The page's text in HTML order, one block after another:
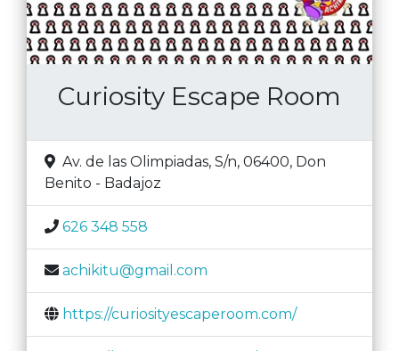
Curiosity Escape Room
Av. de las Olimpiadas, S/n, 06400, Don
Benito - Badajoz
626 348 558
achikitu@gmail.com
https://curiosityescaperoom.com/